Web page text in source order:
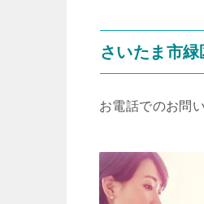
さいたま市
お電話でのお問